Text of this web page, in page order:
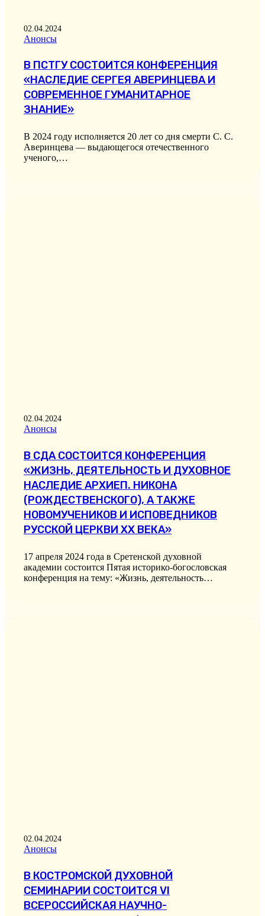
02.04.2024
Анонсы
В ПСТГУ СОСТОИТСЯ КОНФЕРЕНЦИЯ
«НАСЛЕДИЕ СЕРГЕЯ АВЕРИНЦЕВА И
СОВРЕМЕННОЕ ГУМАНИТАРНОЕ
ЗНАНИЕ»
В 2024 году исполняется 20 лет со дня смерти С. С.
Аверинцева — выдающегося отечественного
ученого,…
02.04.2024
Анонсы
В СДА СОСТОИТСЯ КОНФЕРЕНЦИЯ
«ЖИЗНЬ, ДЕЯТЕЛЬНОСТЬ И ДУХОВНОЕ
НАСЛЕДИЕ АРХИЕП. НИКОНА
(РОЖДЕСТВЕНСКОГО), А ТАКЖЕ
НОВОМУЧЕНИКОВ И ИСПОВЕДНИКОВ
РУССКОЙ ЦЕРКВИ ХХ ВЕКА»
17 апреля 2024 года в Сретенской духовной
академии состоится Пятая историко-богословская
конференция на тему: «Жизнь, деятельность…
02.04.2024
Анонсы
В КОСТРОМСКОЙ ДУХОВНОЙ
СЕМИНАРИИ СОСТОИТСЯ VI
ВСЕРОССИЙСКАЯ НАУЧНО-